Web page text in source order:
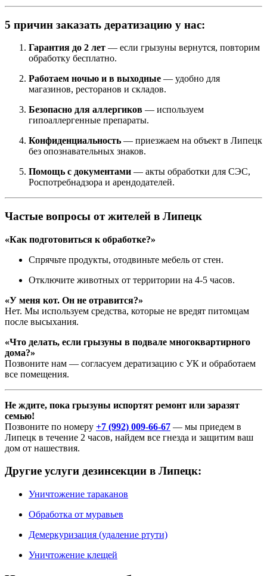
5 причин заказать дератизацию у нас:
Гарантия до 2 лет — если грызуны вернутся, повторим
обработку бесплатно.
Работаем ночью и в выходные — удобно для
магазинов, ресторанов и складов.
Безопасно для аллергиков — используем
гипоаллергенные препараты.
Конфиденциальность — приезжаем на объект в Липецк
без опознавательных знаков.
Помощь с документами — акты обработки для СЭС,
Роспотребнадзора и арендодателей.
Частые вопросы от жителей в Липецк
«Как подготовиться к обработке?»
Спрячьте продукты, отодвиньте мебель от стен.
Отключите животных от территории на 4-5 часов.
«У меня кот. Он не отравится?»
Нет. Мы используем средства, которые не вредят питомцам
после высыхания.
«Что делать, если грызуны в подвале многоквартирного
дома?»
Позвоните нам — согласуем дератизацию с УК и обработаем
все помещения.
Не ждите, пока грызуны испортят ремонт или заразят
семью!
Позвоните по номеру +7 (992) 009-66-67 — мы приедем в
Липецк в течение 2 часов, найдем все гнезда и защитим ваш
дом от нашествия.
Другие услуги дезинсекции в Липецк:
Уничтожение тараканов
Обработка от муравьев
Демеркуризация (удаление ртути)
Уничтожение клещей